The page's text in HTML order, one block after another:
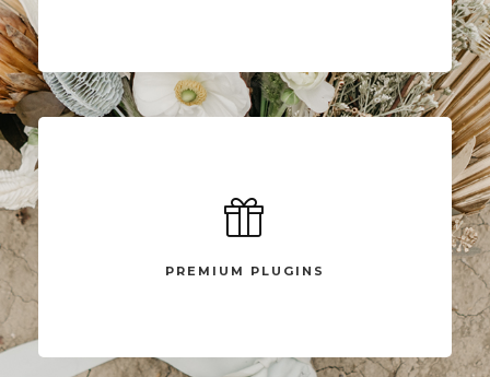
PREMIUM PLUGINS
PREMIUM PLUGINS
Compellingly reinvent schemas rather than enterprise systems